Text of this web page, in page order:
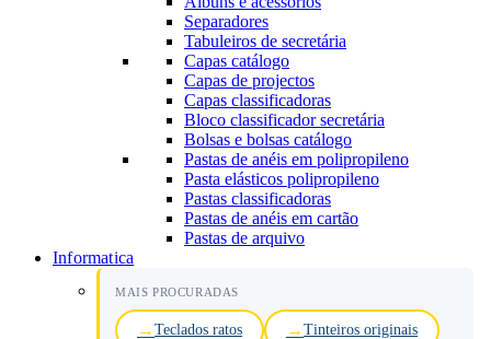
Separadores
Tabuleiros de secretária
Capas catálogo
Capas de projectos
Capas classificadoras
Bloco classificador secretária
Bolsas e bolsas catálogo
Pastas de anéis em polipropileno
Pasta elásticos polipropileno
Pastas classificadoras
Pastas de anéis em cartão
Pastas de arquivo
Informatica
MAIS PROCURADAS
Teclados ratos Tinteiros originais